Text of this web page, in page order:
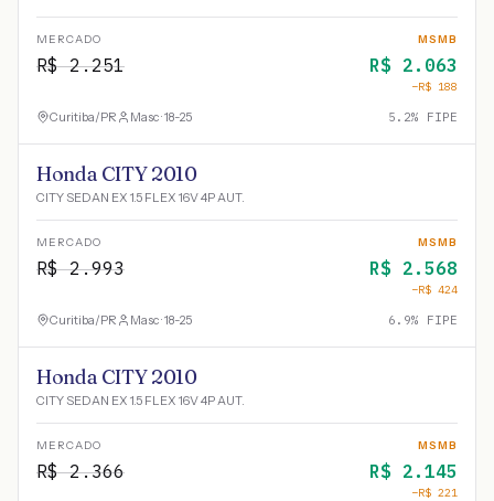
MERCADO
R$2.251
MSMB
R$ 2.063
−R$ 188
Curitiba/PR Masc · 18-25 5.2% FIPE
Honda CITY 2010
CITY SEDAN EX 1.5 FLEX 16V 4P AUT.
MERCADO
R$2.993
MSMB
R$ 2.568
−R$ 424
Curitiba/PR Masc · 18-25 6.9% FIPE
Honda CITY 2010
CITY SEDAN EX 1.5 FLEX 16V 4P AUT.
MERCADO
R$2.366
MSMB
R$ 2.145
−R$ 221